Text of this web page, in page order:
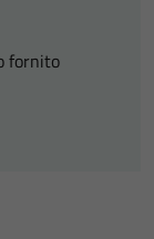
fornito